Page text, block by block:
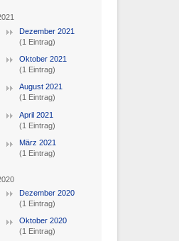
Dezember 2021
(1 Eintrag)
Oktober 2021
(1 Eintrag)
August 2021
(1 Eintrag)
April 2021
(1 Eintrag)
März 2021
(1 Eintrag)
Dezember 2020
(1 Eintrag)
Oktober 2020
(1 Eintrag)